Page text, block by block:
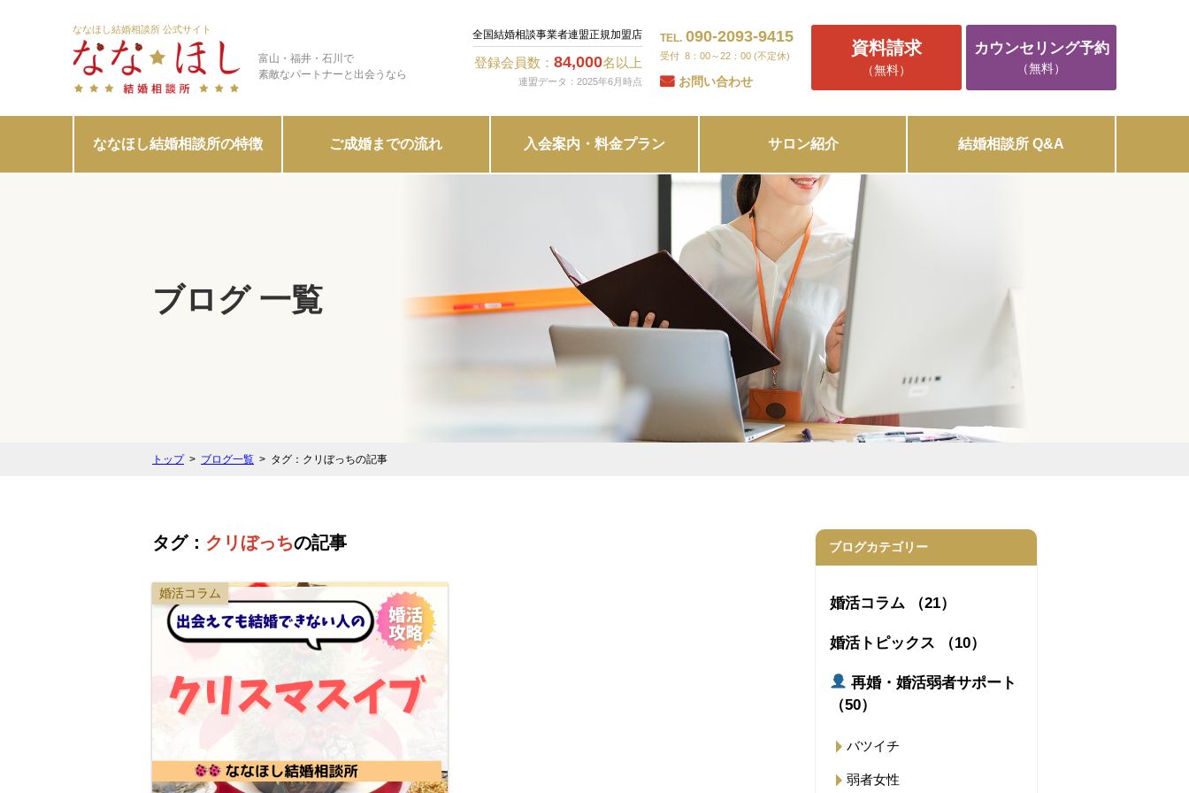
ななほし結婚相談所 公式サイト
富山・福井・石川で
素敵なパートナーと出会うなら
全国結婚相談事業者連盟正規加盟店
登録会員数： 84,000名以上
連盟データ：2025年6月時点
TEL. 090-2093-9415
8：00～22：00 (不定休)
お問い合わせ
資料請求
（無料）
カウンセリング予約
（無料）
ななほし結婚相談所の特徴 ご成婚までの流れ 入会案内・料金プラン サロン紹介 結婚相談所 Q&A
ブログ 一覧
トップ ブログ一覧 タグ：クリぼっちの記事
タグ： クリぼっちの記事
婚活コラム
ブログカテゴリー
婚活コラム （21）
婚活トピックス （10）
再婚・婚活弱者サポート
（50）
バツイチ
弱者女性